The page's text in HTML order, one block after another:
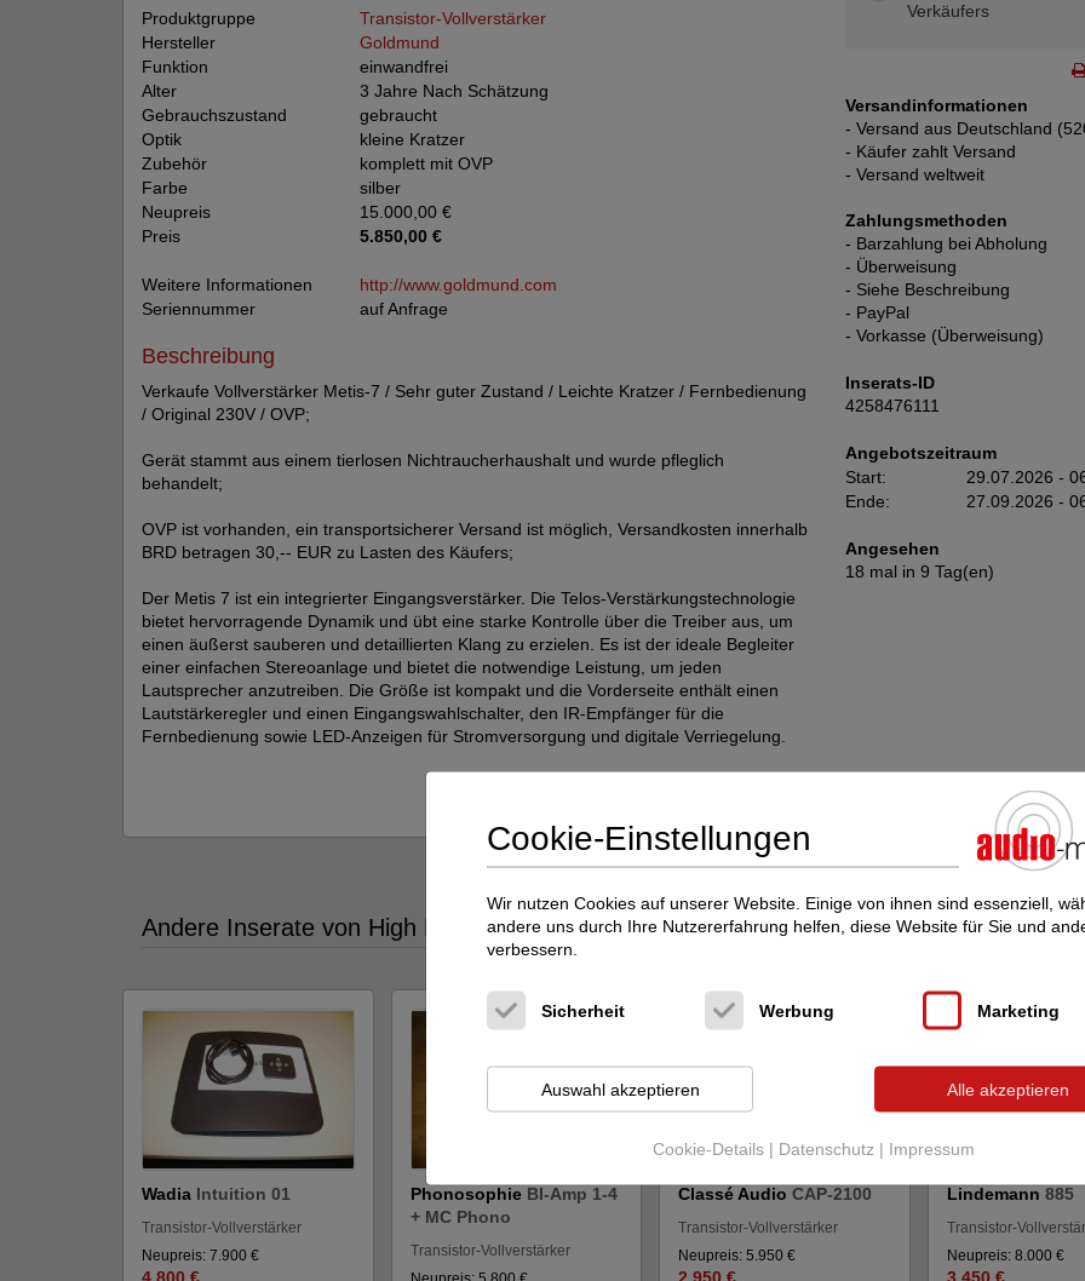
Produktgruppe
Transistor-Vollverstärker
Hersteller
Goldmund
Funktion
einwandfrei
Alter
3 Jahre Nach Schätzung
Gebrauchszustand
gebraucht
Optik
kleine Kratzer
Zubehör
komplett mit OVP
Farbe
silber
Neupreis
15.000,00 €
Preis
5.850,00 €
Weitere Informationen
http://www.goldmund.com
Seriennummer
auf Anfrage
Beschreibung
Verkaufe Vollverstärker Metis-7 / Sehr guter Zustand / Leichte Kratzer / Fernbedienung
/ Original 230V / OVP;
Gerät stammt aus einem tierlosen Nichtraucherhaushalt und wurde pfleglich
behandelt;
OVP ist vorhanden, ein transportsicherer Versand ist möglich, Versandkosten innerhalb
BRD betragen 30,-- EUR zu Lasten des Käufers;
Der Metis 7 ist ein integrierter Eingangsverstärker. Die Telos-Verstärkungstechnologie
bietet hervorragende Dynamik und übt eine starke Kontrolle über die Treiber aus, um
einen äußerst sauberen und detaillierten Klang zu erzielen. Es ist der ideale Begleiter
einer einfachen Stereoanlage und bietet die notwendige Leistung, um jeden
Lautsprecher anzutreiben. Die Größe ist kompakt und die Vorderseite enthält einen
Lautstärkeregler und einen Eingangswahlschalter, den IR-Empfänger für die
Fernbedienung sowie LED-Anzeigen für Stromversorgung und digitale Verriegelung.
Verkäufers
Versandinformationen
- Versand aus Deutschland
- Käufer zahlt Versand
- Versand weltweit
Zahlungsmethoden
- Barzahlung bei Abholung
- Überweisung
- Siehe Beschreibung
- PayPal
- Vorkasse (Überweisung)
Inserats-ID
4258476111
Angebotszeitraum
Start:
29.07.2026 -
Ende:
27.09.2026 -
Angesehen
18 mal in 9 Tag(en)
Vielleicht interessieren Sie diese Inserate:
Andere Inserate von High End Bisle im audio-markt
Wadia Intuition 01
Transistor-Vollverstärker
Neupreis: 7.900 €
4.800 €
Phonosophie BI-Amp 1-4
+ MC Phono
Transistor-Vollverstärker
Classé AudioCAP-2100
Transistor-Vollverstärker
Neupreis: 5.950 €
2.950 €
Lindemann885
Transistor-
Neupreis: 8.000 €
3.450 €
Cookie-Einstellungen
Wir nutzen Cookies auf unserer Website. Einige von ihnen sind essenziell,
andere uns durch Ihre Nutzererfahrung helfen, diese Website für Sie und
verbessern.
Cookie-Details | Datenschutz | Impressum
Sicherheit Werbung Marketing
Auswahl akzeptieren Alle akzeptieren